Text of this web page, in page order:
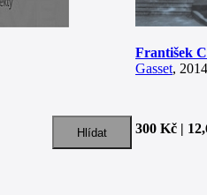
František
Gasset, 2014
300 Kč |